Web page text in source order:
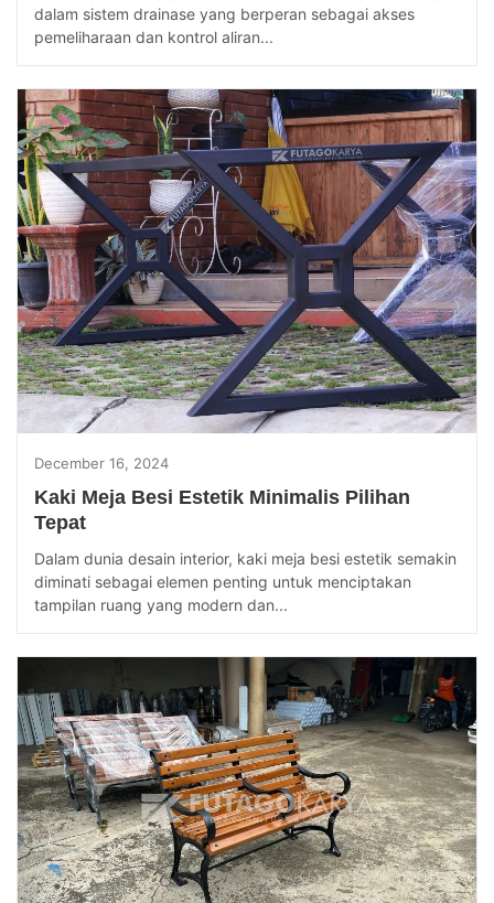
dalam sistem drainase yang berperan sebagai akses
pemeliharaan dan kontrol aliran...
December 16, 2024
Kaki Meja Besi Estetik Minimalis Pilihan
Tepat
Dalam dunia desain interior, kaki meja besi estetik semakin
diminati sebagai elemen penting untuk menciptakan
tampilan ruang yang modern dan...